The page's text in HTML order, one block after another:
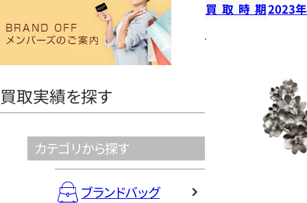
ヤ
買取実績を探す
カテゴリから探す
ブランドバッグ
買取時期2023